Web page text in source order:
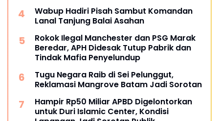
Wabup Hadiri Pisah Sambut Komandan
Lanal Tanjung Balai Asahan
Rokok Ilegal Manchester dan PSG Marak
Beredar, APH Didesak Tutup Pabrik dan
Tindak Mafia Penyelundup
Tugu Negara Raib di Sei Pelunggut,
Reklamasi Mangrove Batam Jadi Sorotan
Hampir Rp50 Miliar APBD Digelontorkan
untuk Duri Islamic Center, Kondisi